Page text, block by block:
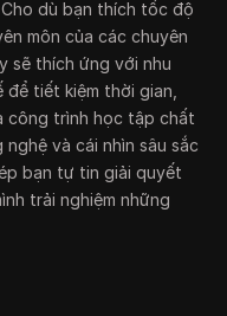
dù bạn thích tốc độ
môn của các chuyên
sẽ thích ứng với nhu
tiết kiệm thời gian,
công trình học tập chất
và cái nhìn sâu sắc
bạn tự tin giải quyết
trải nghiệm những